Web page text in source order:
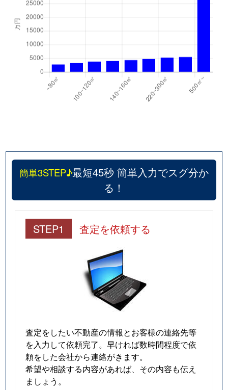
簡単3STEP♪最短45秒 簡単入力でスグ分か
る！
STEP1 査定を依頼する
査定をしたい不動産の情報とお客様の連絡先等
を入力して依頼完了。早ければ数時間程度で依
頼をした会社から連絡がきます。
希望や相談する内容があれば、その内容も伝え
ましょう。